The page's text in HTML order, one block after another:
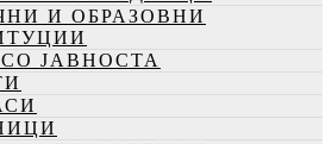
И ОБРАЗОВНИ
ЈАВНОСТА